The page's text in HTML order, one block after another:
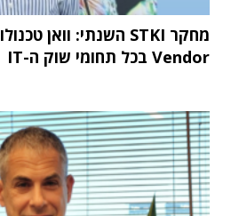
Vendor בכל תחומי שוק ה-IT